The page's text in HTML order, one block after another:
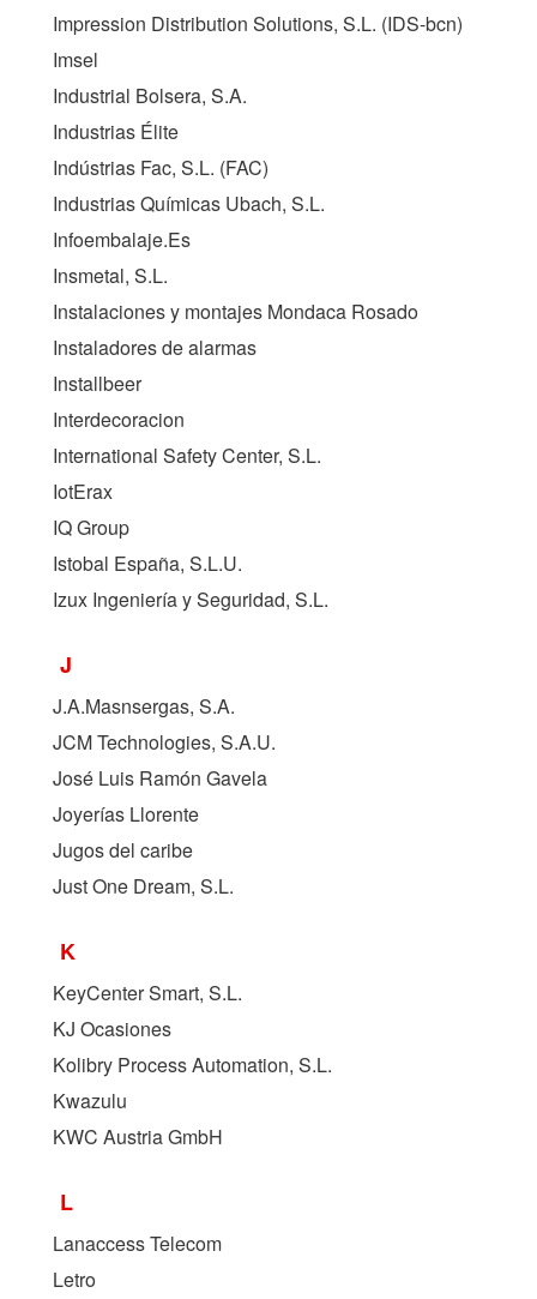
Impression Distribution Solutions, S.L. (IDS-bcn)
Imsel
Industrial Bolsera, S.A.
Industrias Élite
Indústrias Fac, S.L. (FAC)
Industrias Químicas Ubach, S.L.
Infoembalaje.Es
Insmetal, S.L.
Instalaciones y montajes Mondaca Rosado
Instaladores de alarmas
Installbeer
Interdecoracion
International Safety Center, S.L.
IotErax
IQ Group
Istobal España, S.L.U.
Izux Ingeniería y Seguridad, S.L.
J
J.A.Masnsergas, S.A.
JCM Technologies, S.A.U.
José Luis Ramón Gavela
Joyerías Llorente
Jugos del caribe
Just One Dream, S.L.
K
KeyCenter Smart, S.L.
KJ Ocasiones
Kolibry Process Automation, S.L.
Kwazulu
KWC Austria GmbH
L
Lanaccess Telecom
Letro